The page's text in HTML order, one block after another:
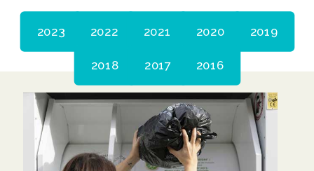
2023 2022 2021 2020 2019
2018 2017 2016